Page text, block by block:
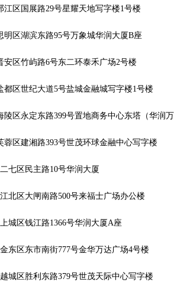
前预约）
预约）
约）
预约）
前预约）
约）
约）
（需提前预约）
约）
）
江区国展路29号星耀天地写字楼1号楼
明区湖滨东路95号万象城华润大厦B座
安区竹屿路6号东二环泰禾广场2号楼
都区世纪大道5号盐城金融城写字楼1号楼
陵区永定东路399号置地商务中心东塔（华润
蓉区建湘路393号世茂环球金融中心写字楼
二七区民主路10号华润大厦
江北区大闸南路500号来福士广场办公楼
上城区钱江路1366号华润大厦A座
金东区东市南街777号金华万达广场4号楼
越城区胜利东路379号世茂天际中心写字楼